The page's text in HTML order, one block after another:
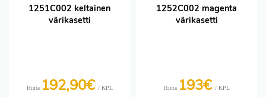
1251C002 keltainen
värikasetti
Hinta 192,90€ / KPL
1252C002 magenta
värikasetti
Hinta 193€ / KPL